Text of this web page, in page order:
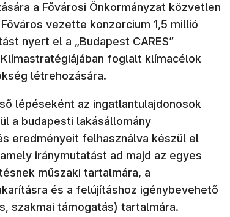
a Fővárosi Önkormányzat közvetlen
vezette konzorcium 1,5 millió
nyert el a „Budapest CARES”
foglalt klímacélok
létrehozására.
lépéseként az ingatlantulajdonosok
a budapesti lakásállomány
eredményeit felhasználva készül el
iránymutatást ad majd az egyes
műszaki tartalmára, a
és a felújításhoz igénybevehető
szakmai támogatás) tartalmára.